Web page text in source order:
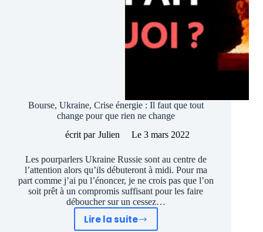
Bourse, Ukraine, Crise énergie : Il faut que tout
change pour que rien ne change
écrit par Julien Le 3 mars 2022
Les pourparlers Ukraine Russie sont au centre de
l’attention alors qu’ils débuteront à midi. Pour ma
part comme j’ai pu l’énoncer, je ne crois pas que l’on
soit prêt à un compromis suffisant pour les faire
déboucher sur un cessez…
Lire la suite
Bourse,